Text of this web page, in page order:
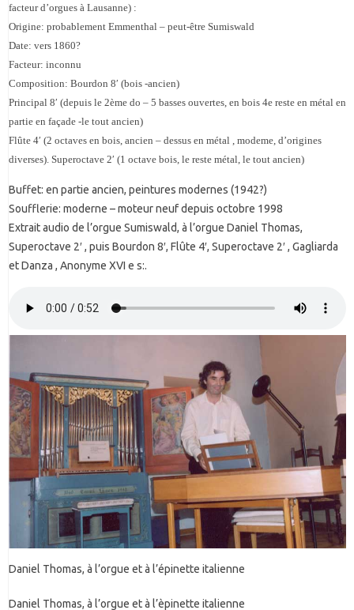
facteur d’orgues à Lausanne) :
Origine: probablement Emmenthal – peut-être Sumiswald
Date: vers 1860?
Facteur: inconnu
Composition: Bourdon 8′ (bois -ancien)
Principal 8′ (depuis le 2ème do – 5 basses ouvertes, en bois 4e reste en métal en
partie en façade -le tout ancien)
Flûte 4′ (2 octaves en bois, ancien – dessus en métal , modeme, d’origines
diverses). Superoctave 2′ (1 octave bois, le reste métal, le tout ancien)
Buffet: en partie ancien, peintures modernes (1942?)
Soufflerie: moderne – moteur neuf depuis octobre 1998
Extrait audio de l’orgue Sumiswald, à l’orgue Daniel Thomas,
Superoctave 2′ , puis Bourdon 8′, Flûte 4′, Superoctave 2′ , Gagliarda
et Danza , Anonyme XVI e s:.
Daniel Thomas, à l’orgue et à l’épinette italienne
Daniel Thomas, à l’orgue et à l’èpinette italienne